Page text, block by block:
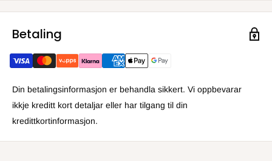
Betaling
Din betalingsinformasjon er behandla sikkert. Vi oppbevarar
ikkje kreditt kort detaljar eller har tilgang til din
kredittkortinformasjon.